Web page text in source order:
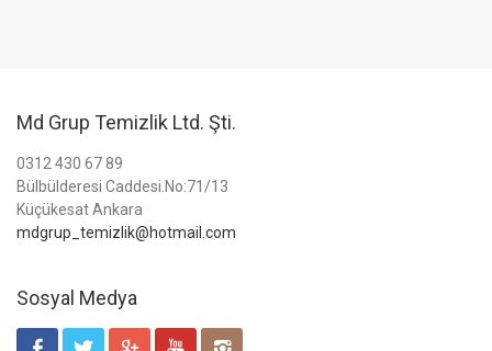
Md Grup Temizlik Ltd. Şti.
0312 430 67 89
Bülbülderesi Caddesi.No:71/13
Küçükesat Ankara
mdgrup_temizlik@hotmail.com
Sosyal Medya